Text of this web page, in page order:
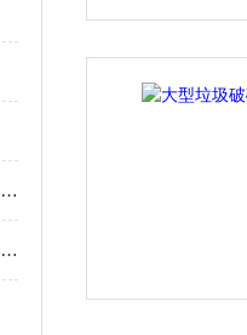
大件垃圾破碎机塑造环保与可持续未来的力量
大件垃圾破碎机可达到直接进料，直接出料，兼容减量的效果